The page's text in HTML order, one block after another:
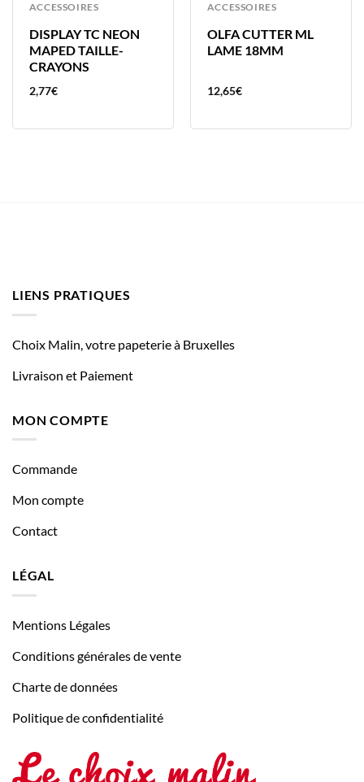
ACCESSOIRES
DISPLAY TC NEON
MAPED TAILLE-
CRAYONS
2,77€
ACCESSOIRES
OLFA CUTTER ML
LAME 18MM
12,65€
LIENS PRATIQUES
Choix Malin, votre papeterie à Bruxelles
Livraison et Paiement
MON COMPTE
Commande
Mon compte
Contact
LÉGAL
Mentions Légales
Conditions générales de vente
Charte de données
Politique de confidentialité